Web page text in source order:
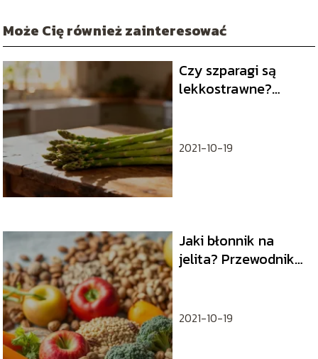
Może Cię również zainteresować
Czy szparagi są
lekkostrawne?
2021-10-19
Jaki błonnik na
jelita? Przewodnik
2021-10-19